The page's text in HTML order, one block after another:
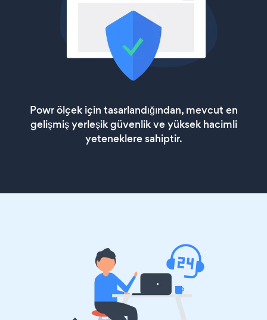
Powr ölçek için tasarlandığından, mevcut en
gelişmiş yerleşik güvenlik ve yüksek hacimli
yeteneklere sahiptir.